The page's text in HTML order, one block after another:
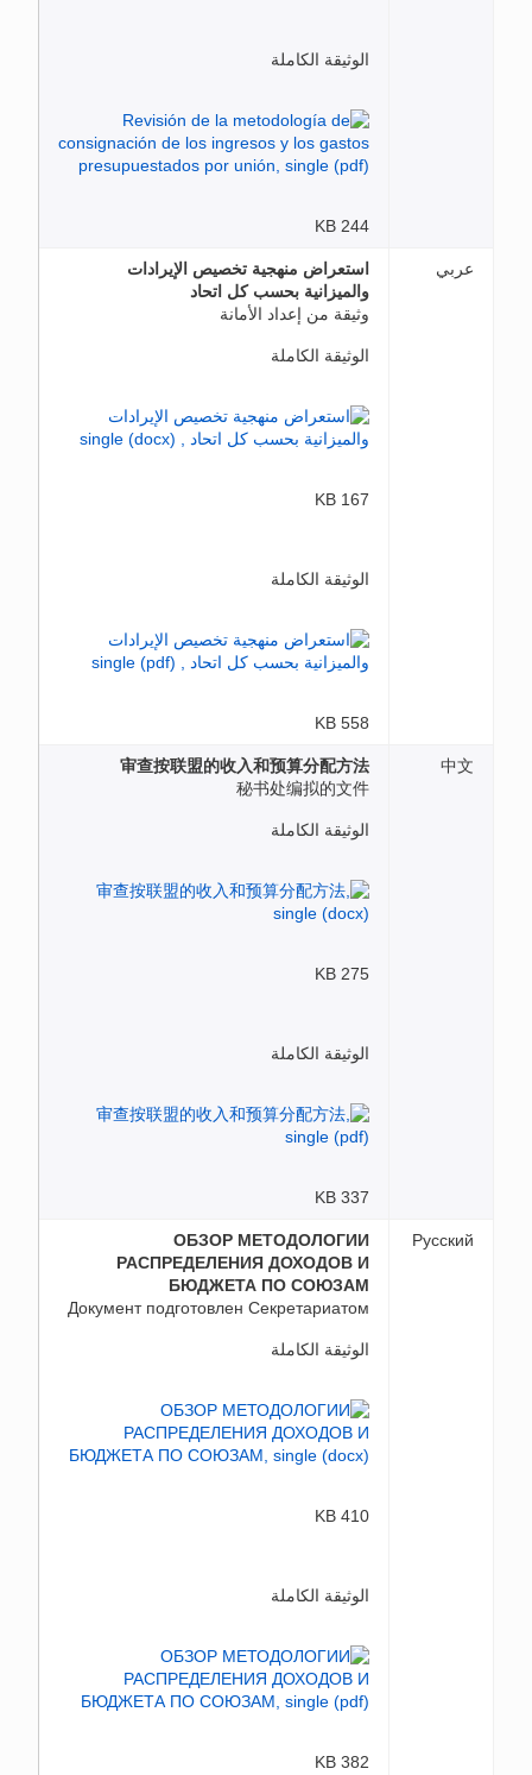
الوثيقة الكاملة
244 KB
عربي
استعراض منهجية تخصيص الإيرادات
والميزانية بحسب كل اتحاد
وثيقة من إعداد الأمانة
الوثيقة الكاملة
167 KB
الوثيقة الكاملة
558 KB
中文
审查按联盟的收入和预算分配方法
秘书处编拟的文件
الوثيقة الكاملة
275 KB
الوثيقة الكاملة
337 KB
Русский
ОБЗОР МЕТОДОЛОГИИ
РАСПРЕДЕЛЕНИЯ ДОХОДОВ И
БЮДЖЕТА ПО СОЮЗАМ
Документ подготовлен Секретариатом
الوثيقة الكاملة
410 KB
الوثيقة الكاملة
382 KB